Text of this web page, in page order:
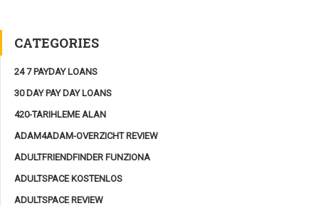
CATEGORIES
24 7 PAYDAY LOANS
30 DAY PAY DAY LOANS
420-TARIHLEME ALAN
ADAM4ADAM-OVERZICHT REVIEW
ADULTFRIENDFINDER FUNZIONA
ADULTSPACE KOSTENLOS
ADULTSPACE REVIEW